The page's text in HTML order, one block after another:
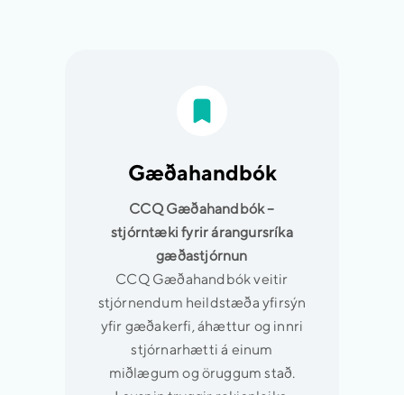
Gæðahandbók
CCQ Gæðahandbók –
stjórntæki fyrir árangursríka
gæðastjórnun
CCQ Gæðahandbók veitir
stjórnendum heildstæða yfirsýn
yfir gæðakerfi, áhættur og innri
stjórnarhætti á einum
miðlægum og öruggum stað.